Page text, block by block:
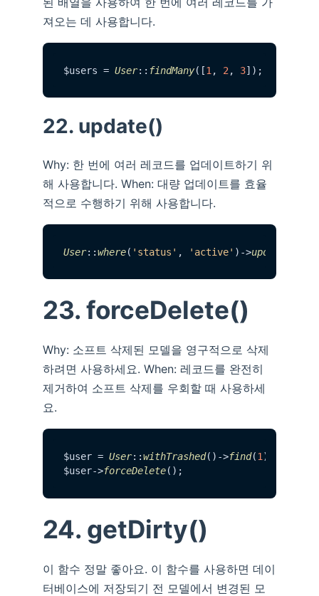
져오는 데 사용합니다.
$users = User:: findMany([1 , 2, 3
22. update()
Why: 한 번에 여러 레코드를 업데이트하기 위
해 사용합니다. When: 대량 업데이트를 효율
적으로 수행하기 위해 사용합니다.
User::where( 'status' , 'active' )->update
23. forceDelete()
Why: 소프트 삭제된 모델을 영구적으로 삭제
하려면 사용하세요. When: 레코드를 완전히
제거하여 소프트 삭제를 우회할 때 사용하세
요.
$user = User::withTrashed()->find(1 );
$user->forceDelete
24. getDirty()
이 함수 정말 좋아요. 이 함수를 사용하면 데이
터베이스에 저장되기 전 모델에서 변경된 모